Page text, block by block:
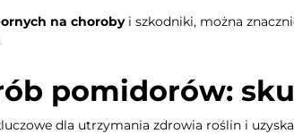
na chorobyi szkodniki, można
pomidorów:
dla utrzymania zdrowia roślin i